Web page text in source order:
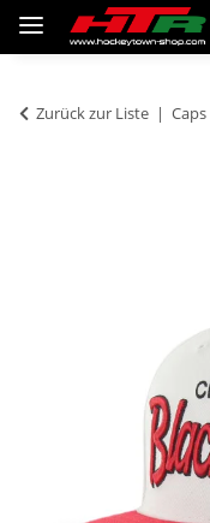
Zurück zur Liste Caps